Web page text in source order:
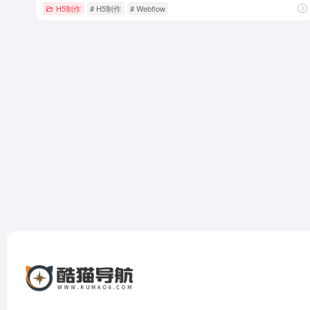
H5制作 # H5制作 # Webflow